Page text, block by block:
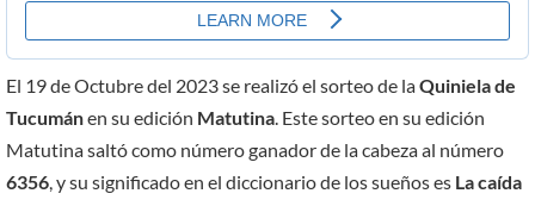
El 19 de Octubre del 2023 se realizó el sorteo de laQuiniela de
Tucumánen su edición Matutina. Este sorteo en su edición
Matutina saltó como número ganador de la cabeza al número
6356, y su significado en el diccionario de los sueños es La caída